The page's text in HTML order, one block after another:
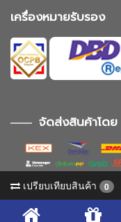
เครื่องหมายรับรอง
จัดส่งสินค้าโดย
ช่
เปรียบเทียบสินค้า 0